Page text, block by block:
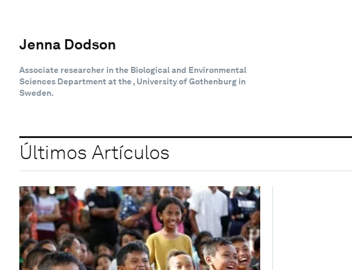
Jenna Dodson
Associate researcher in the Biological and Environmental
Sciences Department at the , University of Gothenburg in
Sweden.
Últimos Artículos